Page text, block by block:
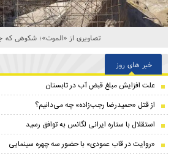
تصاویری از «الموت»؛ شکوهی که
خبر های روز
علت افزایش مبلغ قبض آب در تابستان
از قتل «حمیدرضا رجب‌زاده» چه می‌دانیم؟
استقلال با ستاره ایرانی لگانس به توافق رسید
«روایت در قاب عمودی» با حضور سه چهره سینمایی